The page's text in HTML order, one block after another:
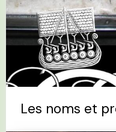
Les noms et